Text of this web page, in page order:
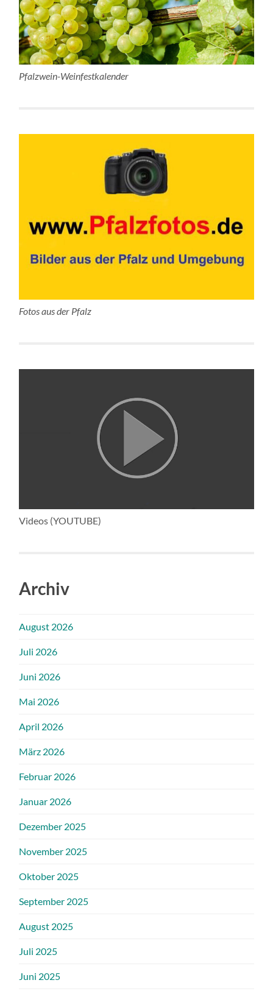
Pfalzwein-Weinfestkalender
Fotos aus der Pfalz
Videos (YOUTUBE)
Archiv
August 2026
Juli 2026
Juni 2026
Mai 2026
April 2026
März 2026
Februar 2026
Januar 2026
Dezember 2025
November 2025
Oktober 2025
September 2025
August 2025
Juli 2025
Juni 2025